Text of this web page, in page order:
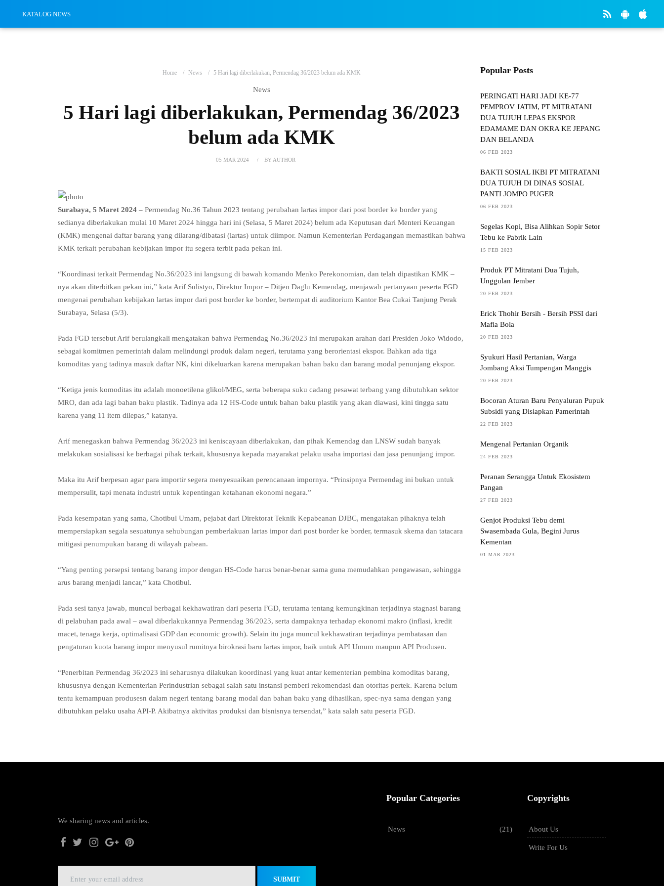
KATALOG NEWS
Home News 5 Hari lagi diberlakukan, Permendag 36/2023 belum ada KMK
News
5 Hari lagi diberlakukan, Permendag 36/2023
belum ada KMK
05 MAR 2024 BY AUTHOR
Surabaya, 5 Maret 2024 – Permendag No.36 Tahun 2023 tentang perubahan lartas impor dari post border ke border yang
sedianya diberlakukan mulai 10 Maret 2024 hingga hari ini (Selasa, 5 Maret 2024) belum ada Keputusan dari Menteri Keuangan
(KMK) mengenai daftar barang yang dilarang/dibatasi (lartas) untuk diimpor. Namun Kementerian Perdagangan memastikan bahwa
KMK terkait perubahan kebijakan impor itu segera terbit pada pekan ini.
“Koordinasi terkait Permendag No.36/2023 ini langsung di bawah komando Menko Perekonomian, dan telah dipastikan KMK –
nya akan diterbitkan pekan ini,” kata Arif Sulistyo, Direktur Impor – Ditjen Daglu Kemendag, menjawab pertanyaan peserta FGD
mengenai perubahan kebijakan lartas impor dari post border ke border, bertempat di auditorium Kantor Bea Cukai Tanjung Perak
Surabaya, Selasa (5/3).
Pada FGD tersebut Arif berulangkali mengatakan bahwa Permendag No.36/2023 ini merupakan arahan dari Presiden Joko Widodo,
sebagai komitmen pemerintah dalam melindungi produk dalam negeri, terutama yang berorientasi ekspor. Bahkan ada tiga
komoditas yang tadinya masuk daftar NK, kini dikeluarkan karena merupakan bahan baku dan barang modal penunjang ekspor.
“Ketiga jenis komoditas itu adalah monoetilena glikol/MEG, serta beberapa suku cadang pesawat terbang yang dibutuhkan sektor
MRO, dan ada lagi bahan baku plastik. Tadinya ada 12 HS-Code untuk bahan baku plastik yang akan diawasi, kini tingga satu
karena yang 11 item dilepas,” katanya.
Arif menegaskan bahwa Permendag 36/2023 ini keniscayaan diberlakukan, dan pihak Kemendag dan LNSW sudah banyak
melakukan sosialisasi ke berbagai pihak terkait, khususnya kepada mayarakat pelaku usaha importasi dan jasa penunjang impor.
Maka itu Arif berpesan agar para importir segera menyesuaikan perencanaan impornya. “Prinsipnya Permendag ini bukan untuk
mempersulit, tapi menata industri untuk kepentingan ketahanan ekonomi negara.”
Pada kesempatan yang sama, Chotibul Umam, pejabat dari Direktorat Teknik Kepabeanan DJBC, mengatakan pihaknya telah
mempersiapkan segala sesuatunya sehubungan pemberlakuan lartas impor dari post border ke border, termasuk skema dan tatacara
mitigasi penumpukan barang di wilayah pabean.
“Yang penting persepsi tentang barang impor dengan HS-Code harus benar-benar sama guna memudahkan pengawasan, sehingga
arus barang menjadi lancar,” kata Chotibul.
Pada sesi tanya jawab, muncul berbagai kekhawatiran dari peserta FGD, terutama tentang kemungkinan terjadinya stagnasi barang
di pelabuhan pada awal – awal diberlakukannya Permendag 36/2023, serta dampaknya terhadap ekonomi makro (inflasi, kredit
macet, tenaga kerja, optimalisasi GDP dan economic growth). Selain itu juga muncul kekhawatiran terjadinya pembatasan dan
pengaturan kuota barang impor menyusul rumitnya birokrasi baru lartas impor, baik untuk API Umum maupun API Produsen.
“Penerbitan Permendag 36/2023 ini seharusnya dilakukan koordinasi yang kuat antar kementerian pembina komoditas barang,
khususnya dengan Kementerian Perindustrian sebagai salah satu instansi pemberi rekomendasi dan otoritas pertek. Karena belum
tentu kemampuan produsesn dalam negeri tentang barang modal dan bahan baku yang dihasilkan, spec-nya sama dengan yang
dibutuhkan pelaku usaha API-P. Akibatnya aktivitas produksi dan bisnisnya tersendat,” kata salah satu peserta FGD.
Popular Posts
PERINGATI HARI JADI KE-77
PEMPROV JATIM, PT MITRATANI
DUA TUJUH LEPAS EKSPOR
EDAMAME DAN OKRA KE JEPANG
DAN BELANDA
06 FEB 2023
BAKTI SOSIAL IKBI PT MITRATANI
DUA TUJUH DI DINAS SOSIAL
PANTI JOMPO PUGER
06 FEB 2023
Segelas Kopi, Bisa Alihkan Sopir Setor
Tebu ke Pabrik Lain
15 FEB 2023
Produk PT Mitratani Dua Tujuh,
Unggulan Jember
20 FEB 2023
Erick Thohir Bersih - Bersih PSSI dari
Mafia Bola
20 FEB 2023
Syukuri Hasil Pertanian, Warga
Jombang Aksi Tumpengan Manggis
20 FEB 2023
Bocoran Aturan Baru Penyaluran Pupuk
Subsidi yang Disiapkan Pamerintah
22 FEB 2023
Mengenal Pertanian Organik
24 FEB 2023
Peranan Serangga Untuk Ekosistem
Pangan
27 FEB 2023
Genjot Produksi Tebu demi
Swasembada Gula, Begini Jurus
Kementan
01 MAR 2023
We sharing news and articles.
SUBMIT
Popular Categories
News (21)
Copyrights
About Us
Write For Us